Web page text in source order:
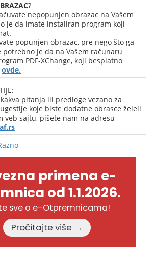
?
nepopunjen obrazac na Vašem
je da imate instaliran program koji
popunjen obrazac, pre nego što ga
je da na Vašem računaru
PDF-XChange, koji besplatno
ovde.
pitanja ili predloge vezano za
koje biste dodatne obrasce želeli
veb sajtu, pišete nam na adresu
primena e-
od 1.1.2026.
sve o e-Otpremnicama!
Pročitajte više →